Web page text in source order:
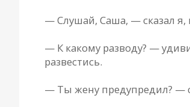
— Слушай, Саша, — сказал я,
— К какому разводу? —
развестись.
— Ты жену предупредил? —